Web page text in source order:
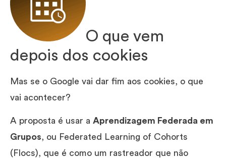
O que vem
depois dos cookies
Mas se o Google vai dar fim aos cookies, o que
vai acontecer?
A proposta é usar a Aprendizagem Federada em
Grupos, ou Federated Learning of Cohorts
(Flocs), que é como um rastreador que não